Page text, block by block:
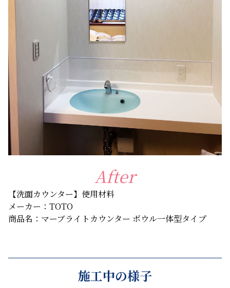
After
【洗面カウンター】使用材料
メーカー：TOTO
商品名：マーブライトカウンター ボウル一体型タイプ
施工中の様子